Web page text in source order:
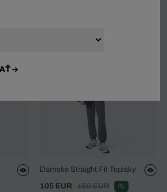
Dámske Straight Fit Tepláky
105 EUR
150 EUR %